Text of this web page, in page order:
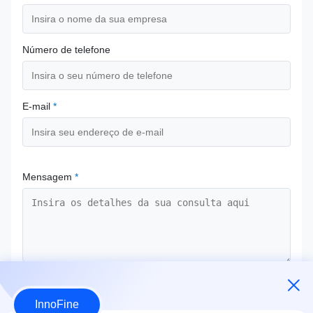
Número de telefone
E-mail *
Mensagem *
InnoFine